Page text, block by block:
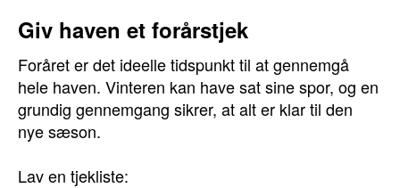
Giv haven et forårstjek
Foråret er det ideelle tidspunkt til at gennemgå
hele haven. Vinteren kan have sat sine spor, og en
grundig gennemgang sikrer, at alt er klar til den
nye sæson.
Lav en tjekliste: